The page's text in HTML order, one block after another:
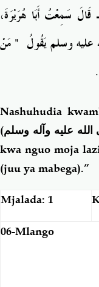
سَمِعْتُ أَبَا هُرَيْرَةَ،
وسلم يَقُولُ "‏ مَنْ
‏‏.‏
Nashuhudia
(عليه وآله وسلم
kwa nguo moja
(juu ya mabega).”
Mjalada: 1
06-Mlango